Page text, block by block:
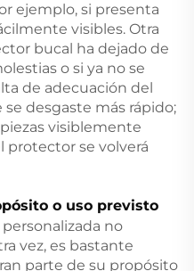
ejemplo, si presenta
visibles. Otra
bucal ha dejado de
o si ya no se
de adecuación del
desgaste más rápido;
visiblemente
protector se volverá
o uso previsto
no
vez, es bastante
parte de su propósito